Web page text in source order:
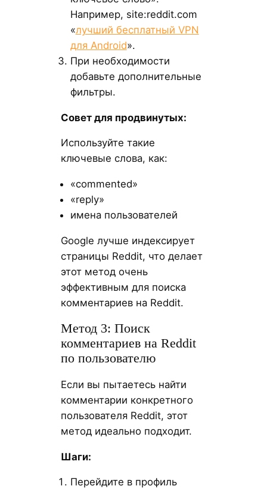
Например, site:reddit.com
«лучший бесплатный VPN
для Android».
При необходимости
добавьте дополнительные
фильтры.
Совет для продвинутых:
Используйте такие
ключевые слова, как:
«commented»
«reply»
имена пользователей
Google лучше индексирует
страницы Reddit, что делает
этот метод очень
эффективным для поиска
комментариев на Reddit.
Метод 3: Поиск
комментариев на Reddit
по пользователю
Если вы пытаетесь найти
комментарии конкретного
пользователя Reddit, этот
метод идеально подходит.
Шаги:
Перейдите в профиль